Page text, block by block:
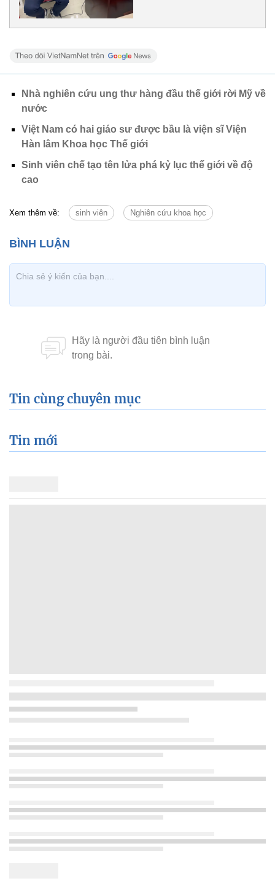
Nhà nghiên cứu ung thư hàng đầu thế giới rời Mỹ về
nước
Việt Nam có hai giáo sư được bầu là viện sĩ Viện
Hàn lâm Khoa học Thế giới
Sinh viên chế tạo tên lửa phá kỷ lục thế giới về độ
cao
Xem thêm về: sinh viên Nghiên cứu khoa học
Tin cùng chuyên mục
Tin mới